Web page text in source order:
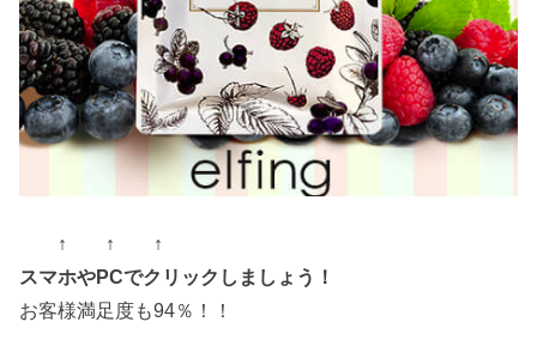
↑ ↑ ↑
スマホやPCでクリックしましょう！
お客様満足度も94％！！